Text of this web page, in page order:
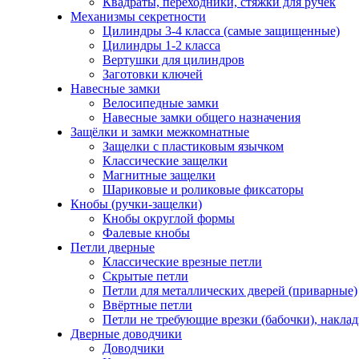
Механизмы секретности
Цилиндры 3-4 класса (самые защищенные)
Цилиндры 1-2 класса
Вертушки для цилиндров
Заготовки ключей
Навесные замки
Велосипедные замки
Навесные замки общего назначения
Защёлки и замки межкомнатные
Защелки с пластиковым язычком
Классические защелки
Магнитные защелки
Шариковые и роликовые фиксаторы
Кнобы (ручки-защелки)
Кнобы округлой формы
Фалевые кнобы
Петли дверные
Классические врезные петли
Скрытые петли
Петли для металлических дверей (приварные)
Ввёртные петли
Петли не требующие врезки (бабочки),
Дверные доводчики
Доводчики